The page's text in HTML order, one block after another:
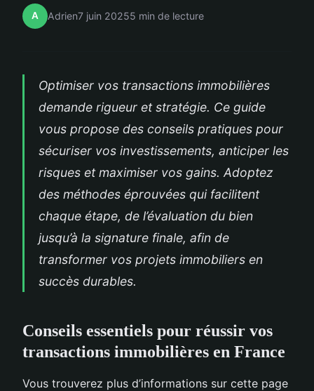
A Adrien7 juin 20255 min de lecture
Optimiser vos transactions immobilières
demande rigueur et stratégie. Ce guide
vous propose des conseils pratiques pour
sécuriser vos investissements, anticiper les
risques et maximiser vos gains. Adoptez
des méthodes éprouvées qui facilitent
chaque étape, de l’évaluation du bien
jusqu’à la signature finale, afin de
transformer vos projets immobiliers en
succès durables.
Conseils essentiels pour réussir vos
transactions immobilières en France
Vous trouverez plus d’informations sur cette page